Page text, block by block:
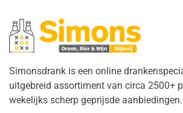
Simonsdrank is een online
uitgebreid assortiment van circa 2500+
wekelijks scherp geprijsde aanbiedingen.